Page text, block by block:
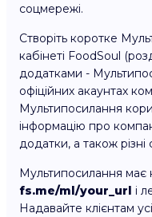
соцмережі.
Створіть коротке
кабінеті FoodSoul
додатками -
офіційних акаунтах
Мультипосилання
інформацію про
додатки, а також
Мультипосилання має
fs.me/ml/your_url і
Надавайте клієнтам